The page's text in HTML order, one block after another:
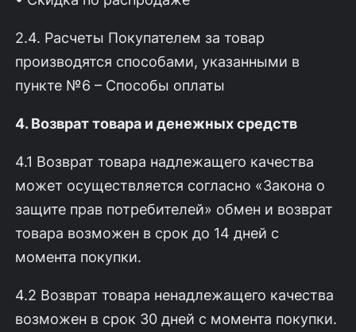
2.4. Расчеты Покупателем за товар
производятся способами, указанными в
пункте №6 – Способы оплаты
4. Возврат товара и денежных средств
4.1 Возврат товара надлежащего качества
может осуществляется согласно «Закона о
защите прав потребителей» обмен и возврат
товара возможен в срок до 14 дней с
момента покупки.
4.2 Возврат товара ненадлежащего качества
возможен в срок 30 дней с момента покупки.